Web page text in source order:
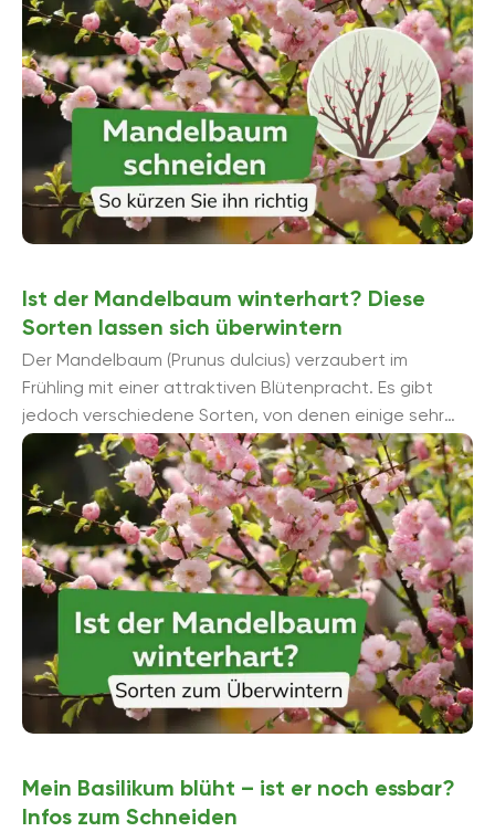
Ist der Mandelbaum winterhart? Diese
Sorten lassen sich überwintern
Der Mandelbaum (Prunus dulcius) verzaubert im
Frühling mit einer attraktiven Blütenpracht. Es gibt
jedoch verschiedene Sorten, von denen einige sehr
kälteempfindlich sind. Dagegen gibt es Arten des ...
Mein Basilikum blüht – ist er noch essbar?
Infos zum Schneiden